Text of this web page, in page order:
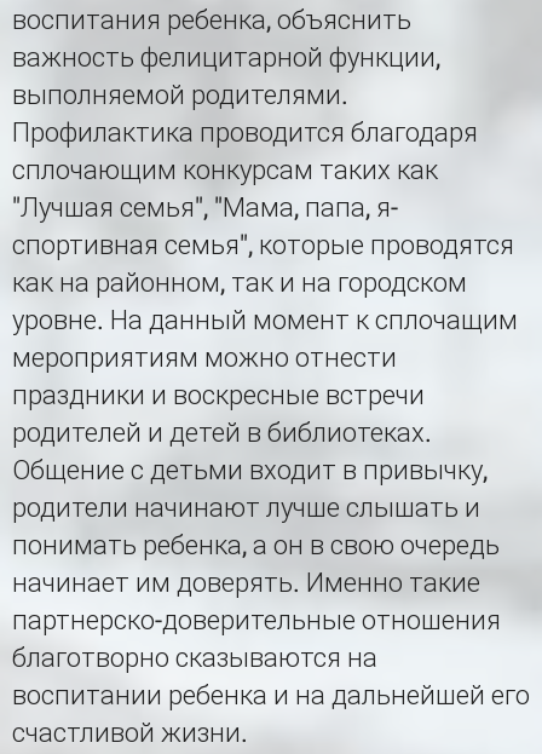
воспитания ребенка, объяснить
важность фелицитарной функции,
выполняемой родителями.
Профилактика проводится благодаря
сплочающим конкурсам таких как
"Лучшая семья", "Мама, папа, я-
спортивная семья", которые проводятся
как на районном, так и на городском
уровне. На данный момент к сплочащим
мероприятиям можно отнести
праздники и воскресные встречи
родителей и детей в библиотеках.
Общение с детьми входит в привычку,
родители начинают лучше слышать и
понимать ребенка, а он в свою очередь
начинает им доверять. Именно такие
партнерско-доверительные отношения
благотворно сказываются на
воспитании ребенка и на дальнейшей его
счастливой жизни.